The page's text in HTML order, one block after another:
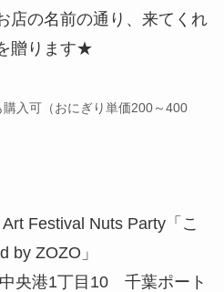
店の名前の通り、来てくれ
贈ります★
入可（おにぎり単価200～400
Festival Nuts Party「こ
by ZOZO」
中央港1丁目10 千葉ポート